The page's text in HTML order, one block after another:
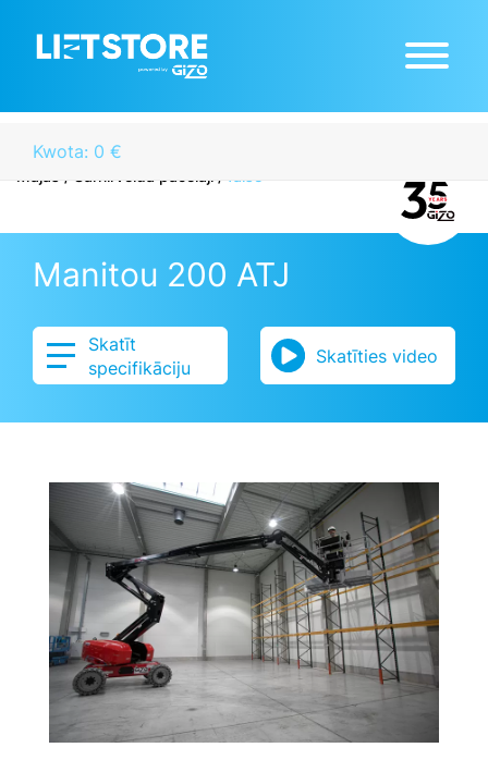
Kwota: 0 €
Manitou 200 ATJ
Skatīt
specifikāciju
Skatīties video